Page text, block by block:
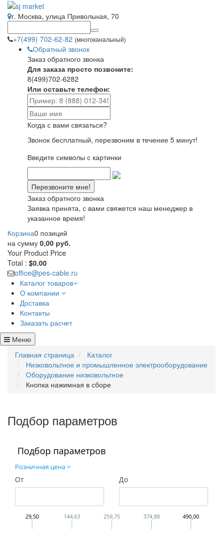
г. Москва, улица Привольная, 70
+7(499) 702-62-82 (многоканальный)
Обратный звонок
Заказ обратного звонка
Для заказа просто позвоните:
8(499)702-6282
Или оставьте телефон:
Когда с вами связаться?
Звонок бесплатный, перезвоним в течение 5 минут!
Введите символы с картинки
Заказ обратного звонка
Заявка принята, с вами свяжется наш менеджер в
указанное время!
Корзина0 позиций
на сумму 0,00 руб.
Your Product Price
Total : $0.00
office@pes-cable.ru
Каталог товаров
О компании
Доставка
Контакты
Заказать расчет
Меню
Главная страница
Каталог
Низковольтное и промышленное электрооборудование
Оборудование низковольтное
Кнопка нажимная в сборе
Подбор параметров
Подбор параметров
Розничная цена
От До
29,50 144,63 259,75 374,88 490,00